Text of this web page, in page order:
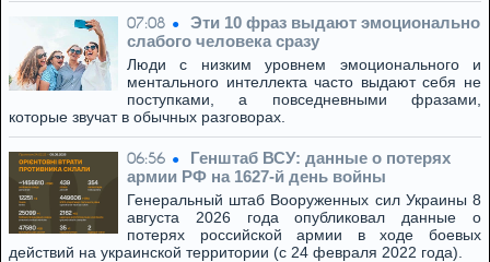
07:08
Эти 10 фраз выдают эмоционально
слабого человека сразу
Люди с низким уровнем эмоционального и
ментального интеллекта часто выдают себя не
поступками, а повседневными фразами,
которые звучат в обычных разговорах.
06:56
Генштаб ВСУ: данные о потерях
армии РФ на 1627-й день войны
Генеральный штаб Вооруженных сил Украины 8
августа 2026 года опубликовал данные о
потерях российской армии в ходе боевых
действий на украинской территории (с 24 февраля 2022 года).